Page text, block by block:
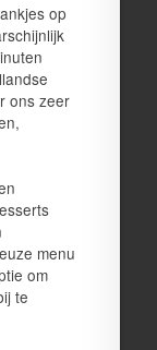
op
ons zeer
menu
om
te